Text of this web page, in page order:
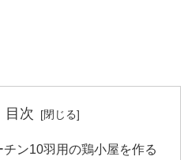
目次
ン10羽用の鶏小屋を作る